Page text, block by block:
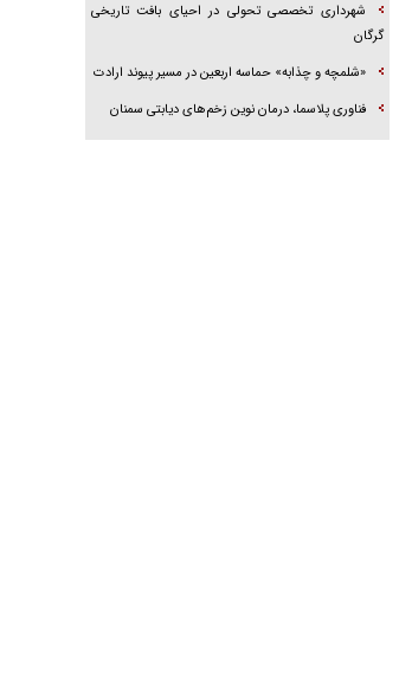
شهرداری تخصصی تحولی در احیای بافت تاریخی
گرگان
«شلمچه و چذابه» حماسه اربعین در مسیر پیوند ارادت
فناوری پلاسما، درمان نوین زخم‌های دیابتی سمنان